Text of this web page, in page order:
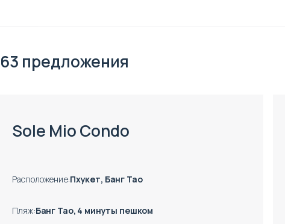
63 предложения
Sole Mio Condo
Расположение:Пхукет, Банг Тао
Пляж:Банг Тао, 4 минуты пешком